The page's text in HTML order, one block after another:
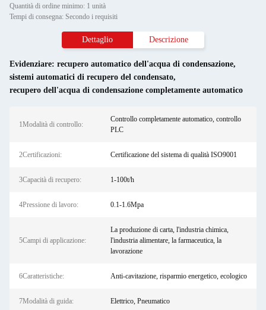
Quantità di ordine minimo: 1 unità
Tempi di consegna: Secondo i requisiti
Dettaglio Descrizione
Evidenziare: recupero automatico dell'acqua di condensazione,
sistemi automatici di recupero del condensato,
recupero dell'acqua di condensazione completamente automatico
1Modalità di controllo:
Controllo completamente automatico, controllo
PLC
2Certificazioni: Certificazione del sistema di qualità ISO9001
3Capacità di recupero: 1-100t/h
4Pressione di lavoro: 0.1-1.6Mpa
5Campi di applicazione:
La produzione di carta, l'industria chimica,
l'industria alimentare, la farmaceutica, la
lavorazione
6Caratteristiche: Anti-cavitazione, risparmio energetico, ecologico
7Modalità di guida: Elettrico, Pneumatico